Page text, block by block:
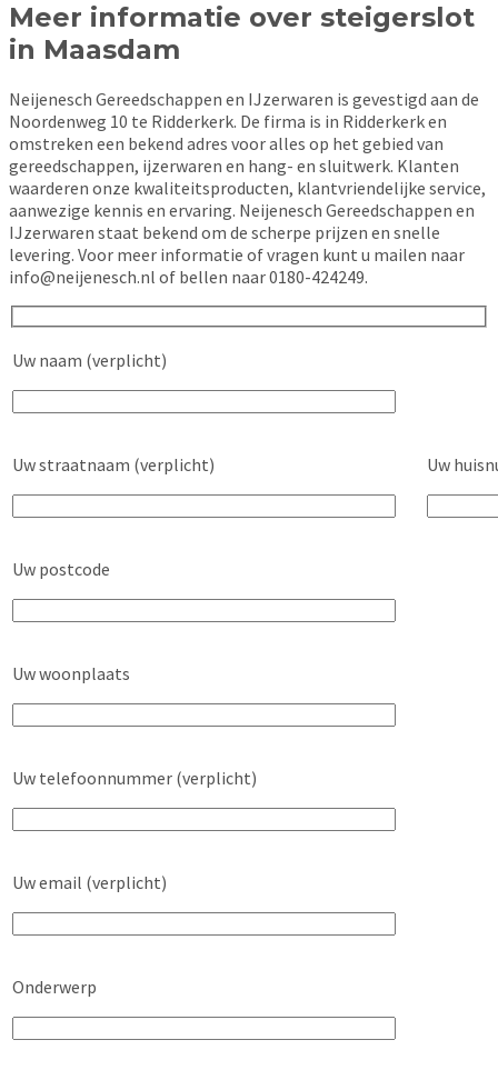
Meer informatie over steigerslot
in Maasdam
Neijenesch Gereedschappen en IJzerwaren is gevestigd aan de
Noordenweg 10 te Ridderkerk. De firma is in Ridderkerk en
omstreken een bekend adres voor alles op het gebied van
gereedschappen, ijzerwaren en hang- en sluitwerk. Klanten
waarderen onze kwaliteitsproducten, klantvriendelijke service,
aanwezige kennis en ervaring. Neijenesch Gereedschappen en
IJzerwaren staat bekend om de scherpe prijzen en snelle
levering. Voor meer informatie of vragen kunt u mailen naar
info@neijenesch.nl of bellen naar 0180-424249.
Uw naam (verplicht)
Uw straatnaam (verplicht) Uw
Uw postcode
Uw woonplaats
Uw telefoonnummer (verplicht)
Uw email (verplicht)
Onderwerp